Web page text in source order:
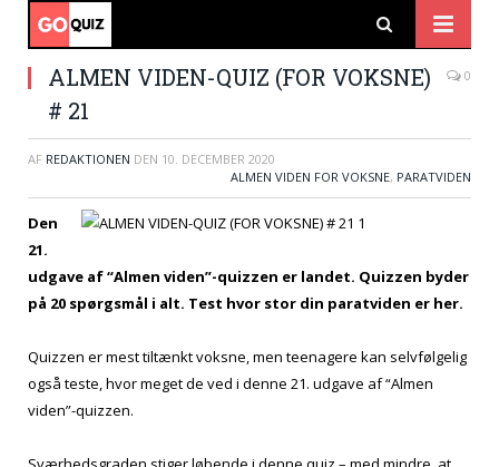
ALMEN VIDEN-QUIZ (FOR VOKSNE)
# 21
0
AF REDAKTIONEN DEN 10. DECEMBER 2020
ALMEN VIDEN FOR VOKSNE, PARATVIDEN
Den
21.
udgave af “Almen viden”-quizzen er landet. Quizzen byder
på 20 spørgsmål i alt. Test hvor stor din paratviden er her.
Quizzen er mest tiltænkt voksne, men teenagere kan selvfølgelig
også teste, hvor meget de ved i denne 21. udgave af “Almen
viden”-quizzen.